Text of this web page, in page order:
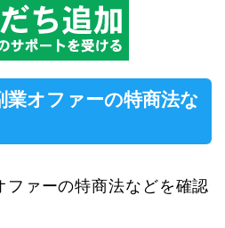
オファーの特商法な
ファーの特商法などを確認